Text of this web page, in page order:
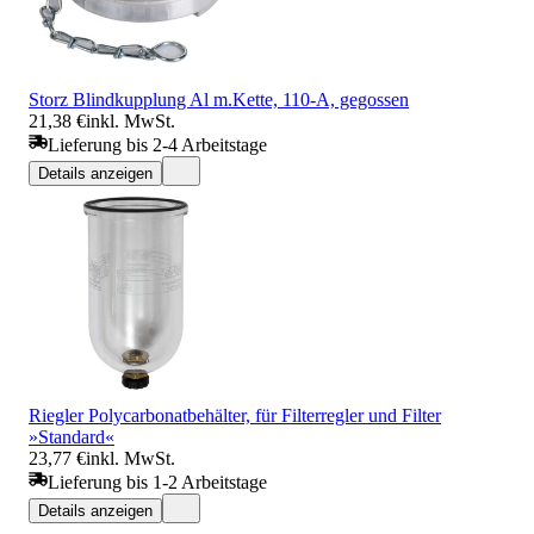
Storz Blindkupplung Al m.Kette, 110-A, gegossen
21,38 €inkl. MwSt.
Lieferung bis 2-4 Arbeitstage
Details anzeigen
Riegler Polycarbonatbehälter, für Filterregler und Filter
»Standard«
23,77 €inkl. MwSt.
Lieferung bis 1-2 Arbeitstage
Details anzeigen